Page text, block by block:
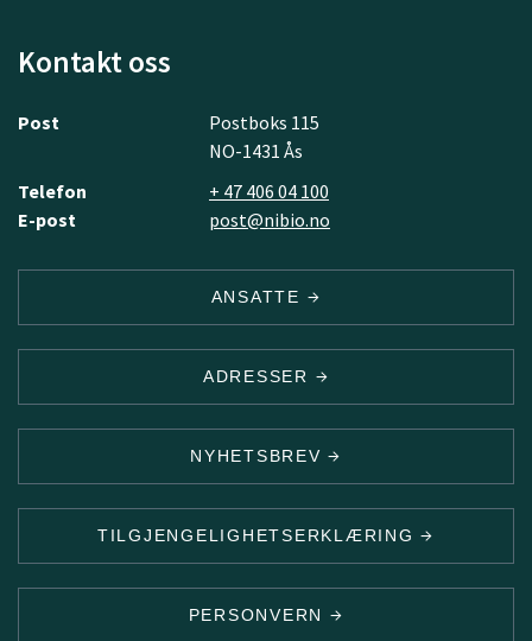
Kontakt oss
Post
Postboks 115
NO-1431 Ås
Telefon
+ 47 406 04 100
E-post
post@nibio.no
ANSATTE
ADRESSER
NYHETSBREV
TILGJENGELIGHETSERKLÆRING
PERSONVERN